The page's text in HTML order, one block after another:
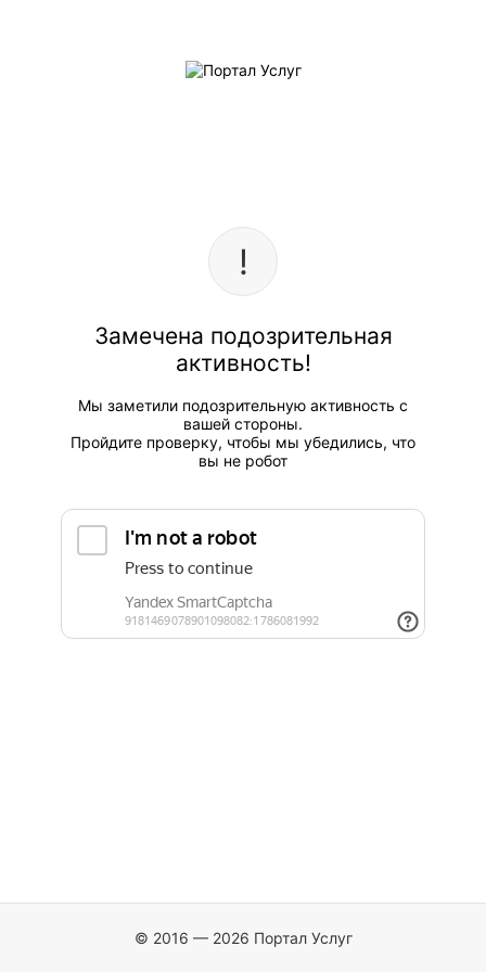
Замечена подозрительная
активность!
Мы заметили подозрительную активность с
вашей стороны.
Пройдите проверку, чтобы мы убедились, что
вы не робот
© 2016 — 2026 Портал Услуг